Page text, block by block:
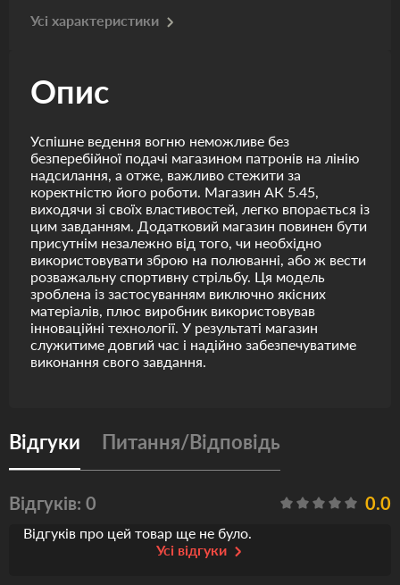
Усі характеристики
Опис
Успішне ведення вогню неможливе без
безперебійної подачі магазином патронів на лінію
надсилання, а отже, важливо стежити за
коректністю його роботи. Магазин АК 5.45,
виходячи зі своїх властивостей, легко впорається із
цим завданням. Додатковий магазин повинен бути
присутнім незалежно від того, чи необхідно
використовувати зброю на полюванні, або ж вести
розважальну спортивну стрільбу. Ця модель
зроблена із застосуванням виключно якісних
матеріалів, плюс виробник використовував
інноваційні технології. У результаті магазин
служитиме довгий час і надійно забезпечуватиме
виконання свого завдання.
Відгуки Питання/Відповідь
Відгуків: 0 0.0
Відгуків про цей товар ще не було.
Усі відгуки